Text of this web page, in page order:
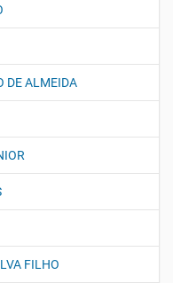
DE ALMEIDA
FILHO